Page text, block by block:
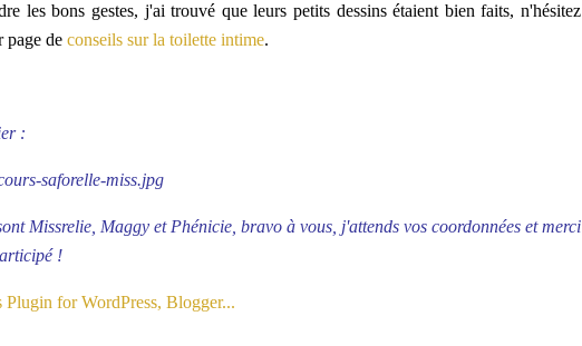
les bons gestes, j'ai trouvé que leurs petits dessins étaient bien faits, n'hésitez
page de conseils sur la toilette intime.
:
Missrelie, Maggy et Phénicie, bravo à vous, j'attends vos coordonnées et merci
!